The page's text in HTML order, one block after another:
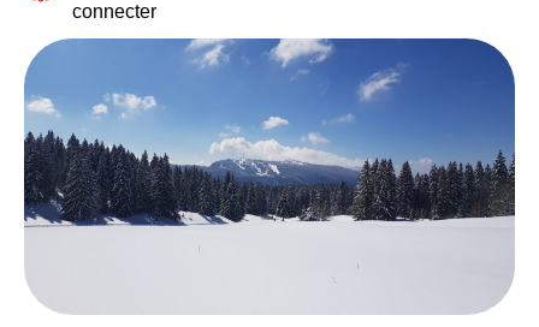
connecter